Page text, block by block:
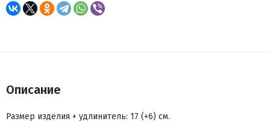
Описание
Размер изделия + удлинитель: 17 (+6) см.